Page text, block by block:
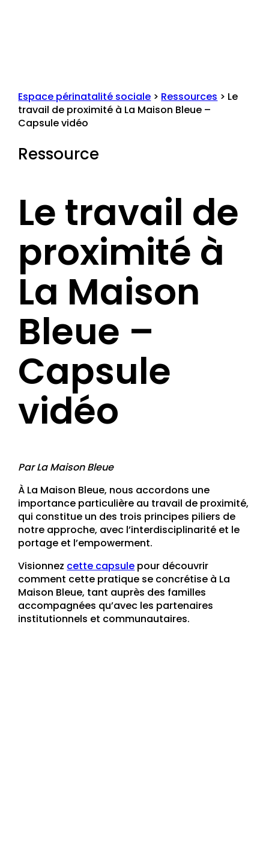
Espace périnatalité sociale > Ressources > Le
travail de proximité à La Maison Bleue –
Capsule vidéo
Ressource
Le travail de
proximité à
La Maison
Bleue –
Capsule
vidéo
Par La Maison Bleue
À La Maison Bleue, nous accordons une
importance particulière au travail de proximité,
qui constitue un des trois principes piliers de
notre approche, avec l’interdisciplinarité et le
portage et l’empowerment.
Visionnez cette capsule pour découvrir
comment cette pratique se concrétise à La
Maison Bleue, tant auprès des familles
accompagnées qu’avec les partenaires
institutionnels et communautaires.